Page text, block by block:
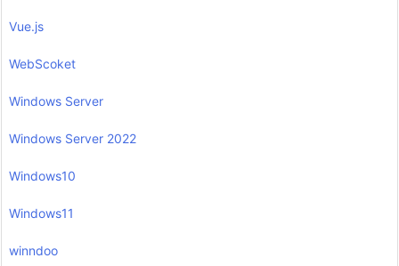
Vue.js
WebScoket
Windows Server
Windows Server 2022
Windows10
Windows11
winndoo